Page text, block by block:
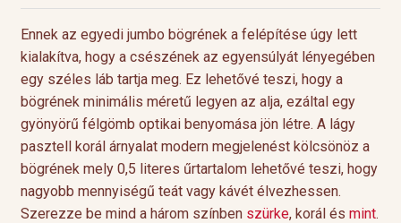
Ennek az egyedi jumbo bögrének a felépítése úgy lett
kialakítva, hogy a csészének az egyensúlyát lényegében
egy széles láb tartja meg. Ez lehetővé teszi, hogy a
bögrének minimális méretű legyen az alja, ezáltal egy
gyönyörű félgömb optikai benyomása jön létre. A lágy
pasztell korál árnyalat modern megjelenést kölcsönöz a
bögrének mely 0,5 literes űrtartalom lehetővé teszi, hogy
nagyobb mennyiségű teát vagy kávét élvezhessen.
Szerezze be mind a három színben szürke, korál és mint.